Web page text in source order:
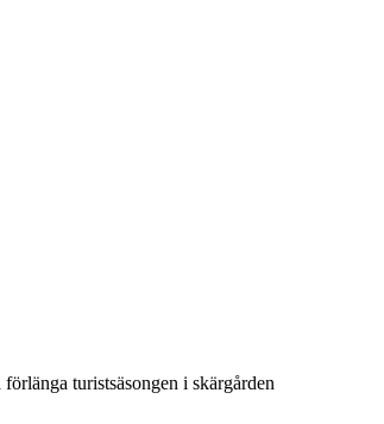
turistsäsongen i skärgården